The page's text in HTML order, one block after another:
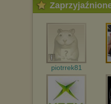
piotrrek81